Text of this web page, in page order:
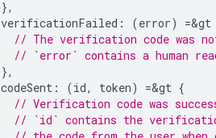
},
verificationFailed : (error) =&gt
// The verification code was
// `error` contains a human
},
codeSent : (id, token) =&gt {
// Verification code was
// `id` contains the